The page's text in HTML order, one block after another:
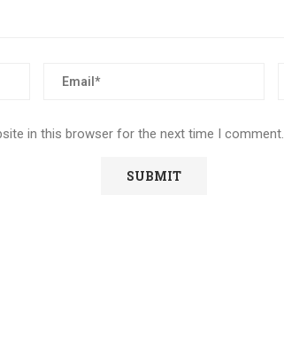
in this browser for the next time I comment.